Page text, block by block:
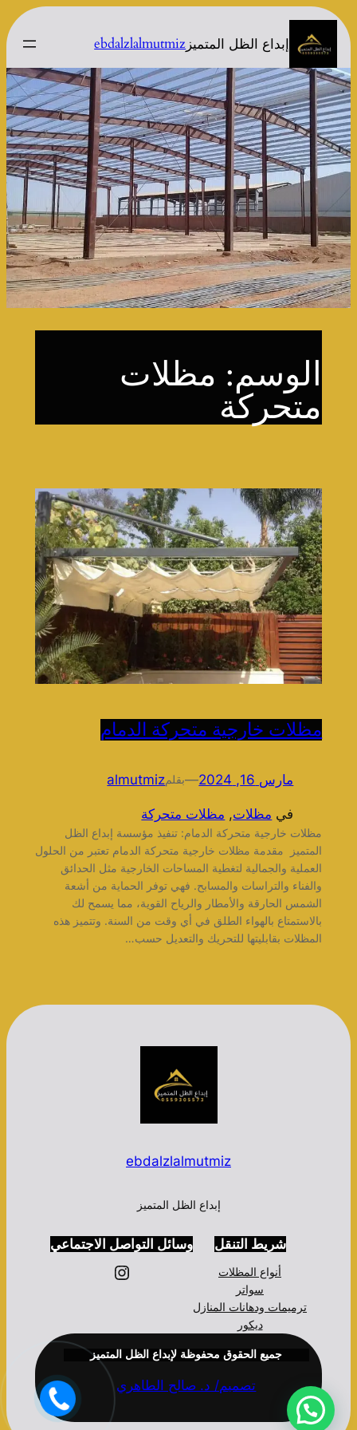
تخطى
إلى
المحتوى
إبداع الظل المتميز ebdalzlalmutmiz
الوسم: مظلات
متحركة
مظلات خارجية متحركة الدمام
مارس 16, 2024 —بقلمalmutmiz
في مظلات, مظلات متحركة
مظلات خارجية متحركة الدمام: تنفيذ مؤسسة إبداع الظل
المتميز مقدمة مظلات خارجية متحركة الدمام تعتبر من الحلول
العملية والجمالية لتغطية المساحات الخارجية مثل الحدائق
والفناء والتراسات والمسابح. فهي توفر الحماية من أشعة
الشمس الحارقة والأمطار والرياح القوية، مما يسمح لك
بالاستمتاع بالهواء الطلق في أي وقت من السنة. وتتميز هذه
المظلات بقابليتها للتحريك والتعديل حسب…
ebdalzlalmutmiz
إبداع الظل المتميز
شريط التنقل
أنواع المظلات
سواتر
ترميمات ودهانات المنازل
ديكور
وسائل التواصل الاجتماعي
إنستجرام
جميع الحقوق محفوظة لإبداع الظل المتميز
تصميم/ د. صالح الطاهري